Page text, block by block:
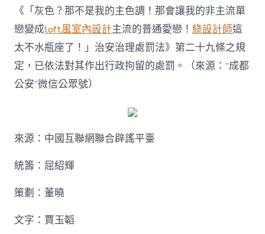
《「灰色？那不是我的主色調！那會讓我的非主流單
戀變成loft風室內設計主流的普通愛戀！綠設計師這
太不水瓶座了！」治安治理處罰法》第二十九條之規
定，已依法對其作出行政拘留的處罰。（來源：“成都
公安”微信公眾號）
來源：中國互聯網聯合辟謠平臺
統籌：屈紹輝
策劃：董曉
文字：賈玉韜